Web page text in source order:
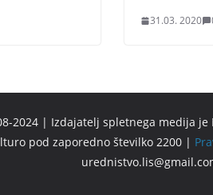
31.03. 2020
| Izdajatelj spletnega medija je
pod zaporedno številko 2200 |